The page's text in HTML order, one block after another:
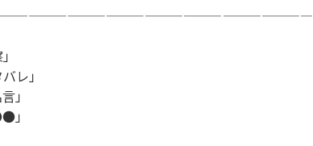
レ」
」
」